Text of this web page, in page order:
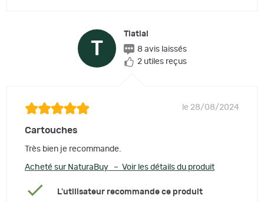
T
Tiatial
8 avis laissés
2 utiles reçus
le 28/08/2024
Cartouches
Très bien je recommande.
Acheté sur NaturaBuy – Voir les détails du produit
L'utilisateur recommande ce produit